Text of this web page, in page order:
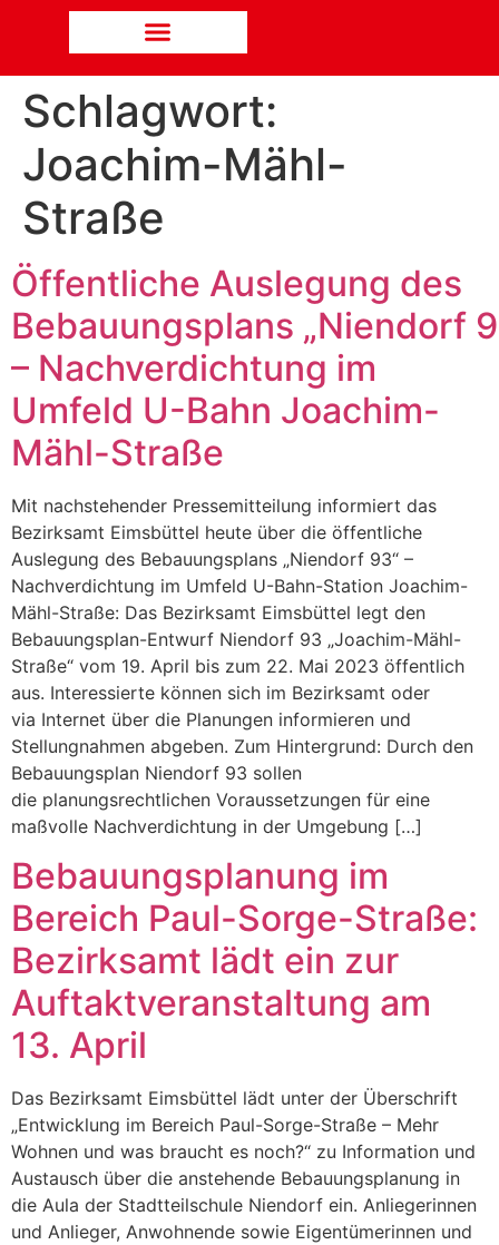
Schlagwort:
Joachim-Mähl-
Straße
Öffentliche Auslegung des
Bebauungsplans „Niendorf
– Nachverdichtung im
Umfeld U-Bahn Joachim-
Mähl-Straße
Mit nachstehender Pressemitteilung informiert das
Bezirksamt Eimsbüttel heute über die öffentliche
Auslegung des Bebauungsplans „Niendorf 93“ –
Nachverdichtung im Umfeld U-Bahn-Station Joachim-
Mähl-Straße: Das Bezirksamt Eimsbüttel legt den
Bebauungsplan-Entwurf Niendorf 93 „Joachim-Mähl-
Straße“ vom 19. April bis zum 22. Mai 2023 öffentlich
aus. Interessierte können sich im Bezirksamt oder
via Internet über die Planungen informieren und
Stellungnahmen abgeben. Zum Hintergrund: Durch den
Bebauungsplan Niendorf 93 sollen
die planungsrechtlichen Voraussetzungen für eine
maßvolle Nachverdichtung in der Umgebung […]
Bebauungsplanung im
Bereich Paul-Sorge-Straße:
Bezirksamt lädt ein zur
Auftaktveranstaltung am
13. April
Das Bezirksamt Eimsbüttel lädt unter der Überschrift
„Entwicklung im Bereich Paul-Sorge-Straße – Mehr
Wohnen und was braucht es noch?“ zu Information und
Austausch über die anstehende Bebauungsplanung in
die Aula der Stadtteilschule Niendorf ein. Anliegerinnen
und Anlieger, Anwohnende sowie Eigentümerinnen und